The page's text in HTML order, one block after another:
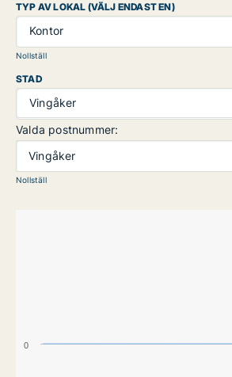
TYP AV LOKAL (VÄLJ ENDAST EN)
Kontor
Nollställ
STAD
Vingåker
Valda postnummer:
Vingåker
Nollställ
0